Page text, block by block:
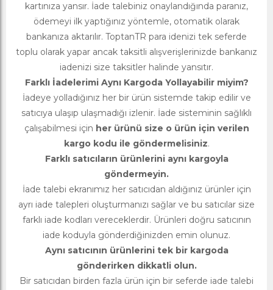
kartınıza yansır. İade talebiniz onaylandığında paranız,
ödemeyi ilk yaptığınız yöntemle, otomatik olarak
bankanıza aktarılır. ToptanTR para idenizi tek seferde
toplu olarak yapar ancak taksitli alışverişlerinizde bankanız
iadenizi size taksitler halinde yansıtır.
Farklı İadelerimi Aynı Kargoda Yollayabilir miyim?
İadeye yolladığınız her bir ürün sistemde takip edilir ve
satıcıya ulaşıp ulaşmadığı izlenir. İade sisteminin sağlıklı
çalışabilmesi için her ürünü size o ürün için verilen
kargo kodu ile göndermelisiniz.
Farklı satıcıların ürünlerini aynı kargoyla
göndermeyin.
İade talebi ekranımız her satıcıdan aldığınız ürünler için
ayrı iade talepleri oluşturmanızı sağlar ve bu satıcılar size
farklı iade kodları vereceklerdir. Ürünleri doğru satıcının
iade koduyla gönderdiğinizden emin olunuz.
Aynı satıcının ürünlerini tek bir kargoda
gönderirken dikkatli olun.
Bir satıcıdan birden fazla ürün için bir seferde iade talebi